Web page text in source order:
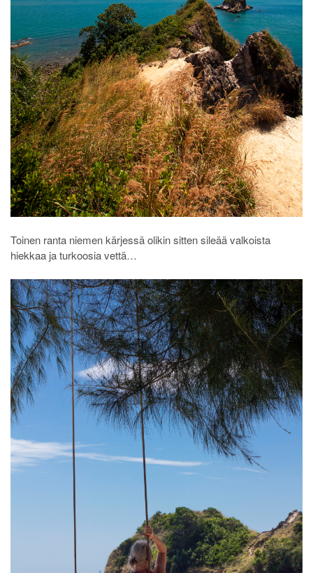
Toinen ranta niemen kärjessä olikin sitten sileää valkoista
hiekkaa ja turkoosia vettä…